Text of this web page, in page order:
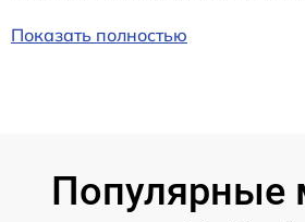
Показать полностью
Популярные